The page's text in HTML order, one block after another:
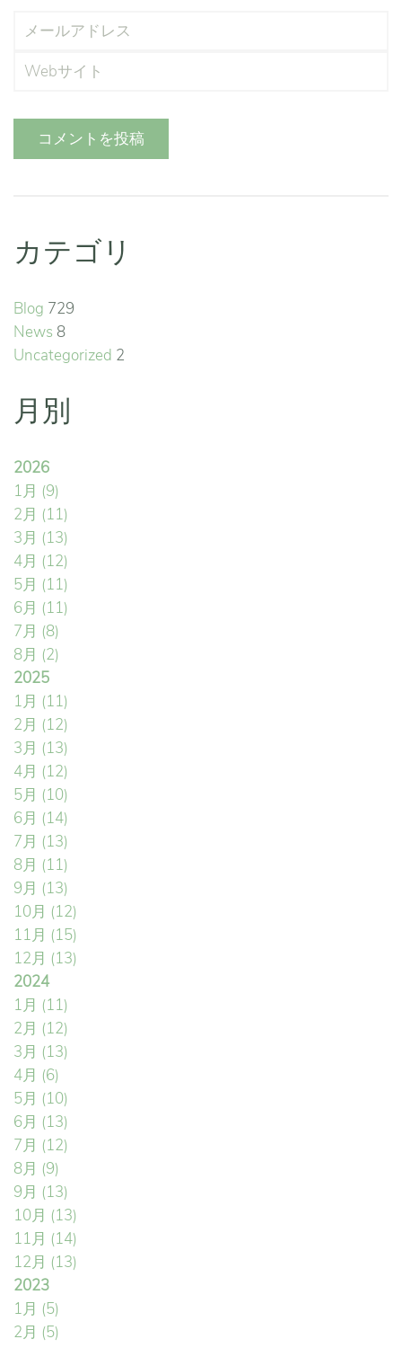
コメントを投稿
カテゴリ
Blog 729
News 8
Uncategorized 2
月別
2026
1月 (9)
2月 (11)
3月 (13)
4月 (12)
5月 (11)
6月 (11)
7月 (8)
8月 (2)
2025
1月 (11)
2月 (12)
3月 (13)
4月 (12)
5月 (10)
6月 (14)
7月 (13)
8月 (11)
9月 (13)
10月 (12)
11月 (15)
12月 (13)
2024
1月 (11)
2月 (12)
3月 (13)
4月 (6)
5月 (10)
6月 (13)
7月 (12)
8月 (9)
9月 (13)
10月 (13)
11月 (14)
12月 (13)
2023
1月 (5)
2月 (5)